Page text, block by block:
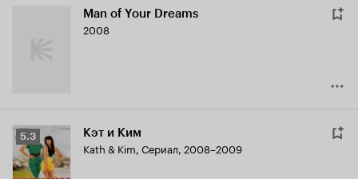
Man of Your Dreams
2008
Рейтинг
Кинопоиска
5.3
5.3 Кэт и Ким
Kath & Kim, Сериал, 2008–2009